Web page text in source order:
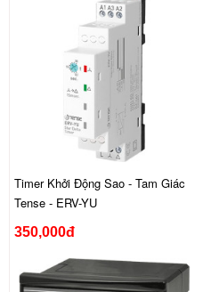
Timer Khởi Động Sao - Tam Giác
Tense - ERV-YU
350,000đ